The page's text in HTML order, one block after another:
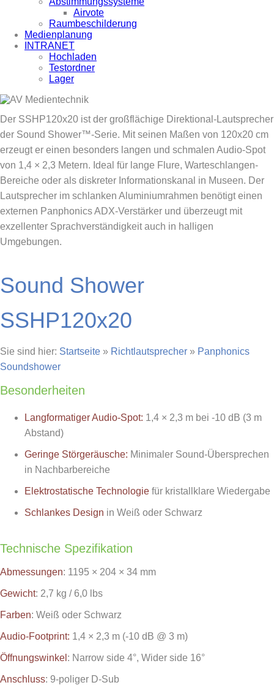
Airvote
Raumbeschilderung
Medienplanung
INTRANET
Hochladen
Testordner
Lager
Der SSHP120x20 ist der großflächige Direktional-Lautsprecher
der Sound Shower™-Serie. Mit seinen Maßen von 120x20 cm
erzeugt er einen besonders langen und schmalen Audio-Spot
von 1,4 × 2,3 Metern. Ideal für lange Flure, Warteschlangen-
Bereiche oder als diskreter Informationskanal in Museen. Der
Lautsprecher im schlanken Aluminiumrahmen benötigt einen
externen Panphonics ADX-Verstärker und überzeugt mit
exzellenter Sprachverständigkeit auch in halligen
Umgebungen.
Sound Shower
SSHP120x20
Sie sind hier: Startseite » Richtlautsprecher » Panphonics
Soundshower
Besonderheiten
Langformatiger Audio-Spot: 1,4 × 2,3 m bei -10 dB (3 m
Abstand)
Geringe Störgeräusche: Minimaler Sound-Übersprechen
in Nachbarbereiche
Elektrostatische Technologie für kristallklare Wiedergabe
Schlankes Design in Weiß oder Schwarz
Technische Spezifikation
Abmessungen: 1195 × 204 × 34 mm
Gewicht: 2,7 kg / 6,0 lbs
Farben: Weiß oder Schwarz
Audio-Footprint: 1,4 × 2,3 m (-10 dB @ 3 m)
Öffnungswinkel : Narrow side 4°, Wider side 16°
Anschluss: 9-poliger D-Sub